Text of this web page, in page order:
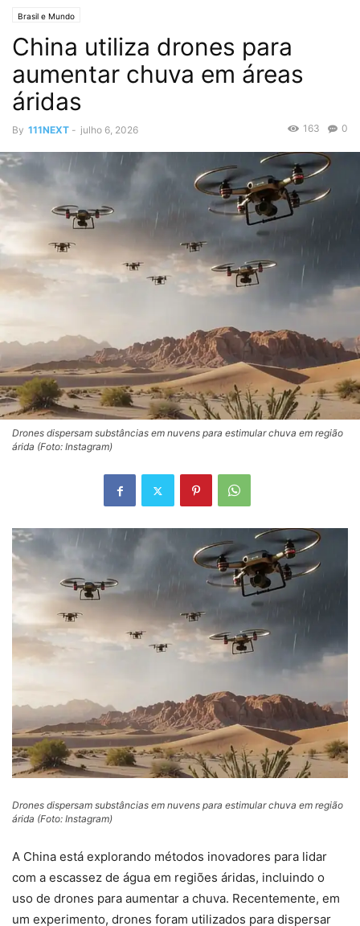
Brasil e Mundo
China utiliza drones para
aumentar chuva em áreas
áridas
By 111NEXT - julho 6, 2026 0
163
Drones dispersam substâncias em nuvens para estimular chuva em região
árida (Foto: Instagram)
Drones dispersam substâncias em nuvens para estimular chuva em região
árida (Foto: Instagram)
A China está explorando métodos inovadores para lidar
com a escassez de água em regiões áridas, incluindo o
uso de drones para aumentar a chuva. Recentemente, em
um experimento, drones foram utilizados para dispersar